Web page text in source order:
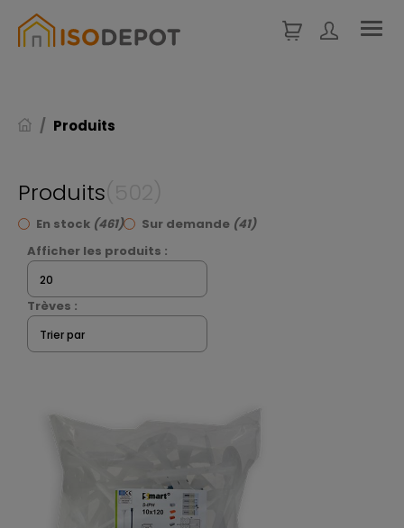
Produits
Produits
En stock (461) Sur demande (41)
Afficher les produits :
20
Trèves :
Trier par